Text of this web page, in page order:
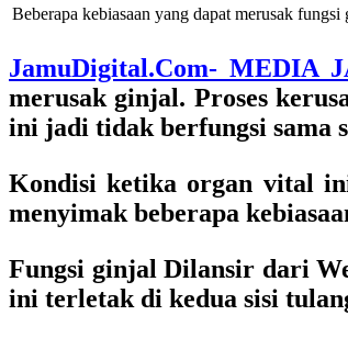
Beberapa kebiasaan yang dapat merusak fungsi
JamuDigital.Com- MEDIA
merusak ginjal. Proses
ini jadi tidak berfungsi sama
Kondisi ketika organ vital
menyimak beberapa
Fungsi ginjal Dilansir dari
ini terletak di kedua sisi